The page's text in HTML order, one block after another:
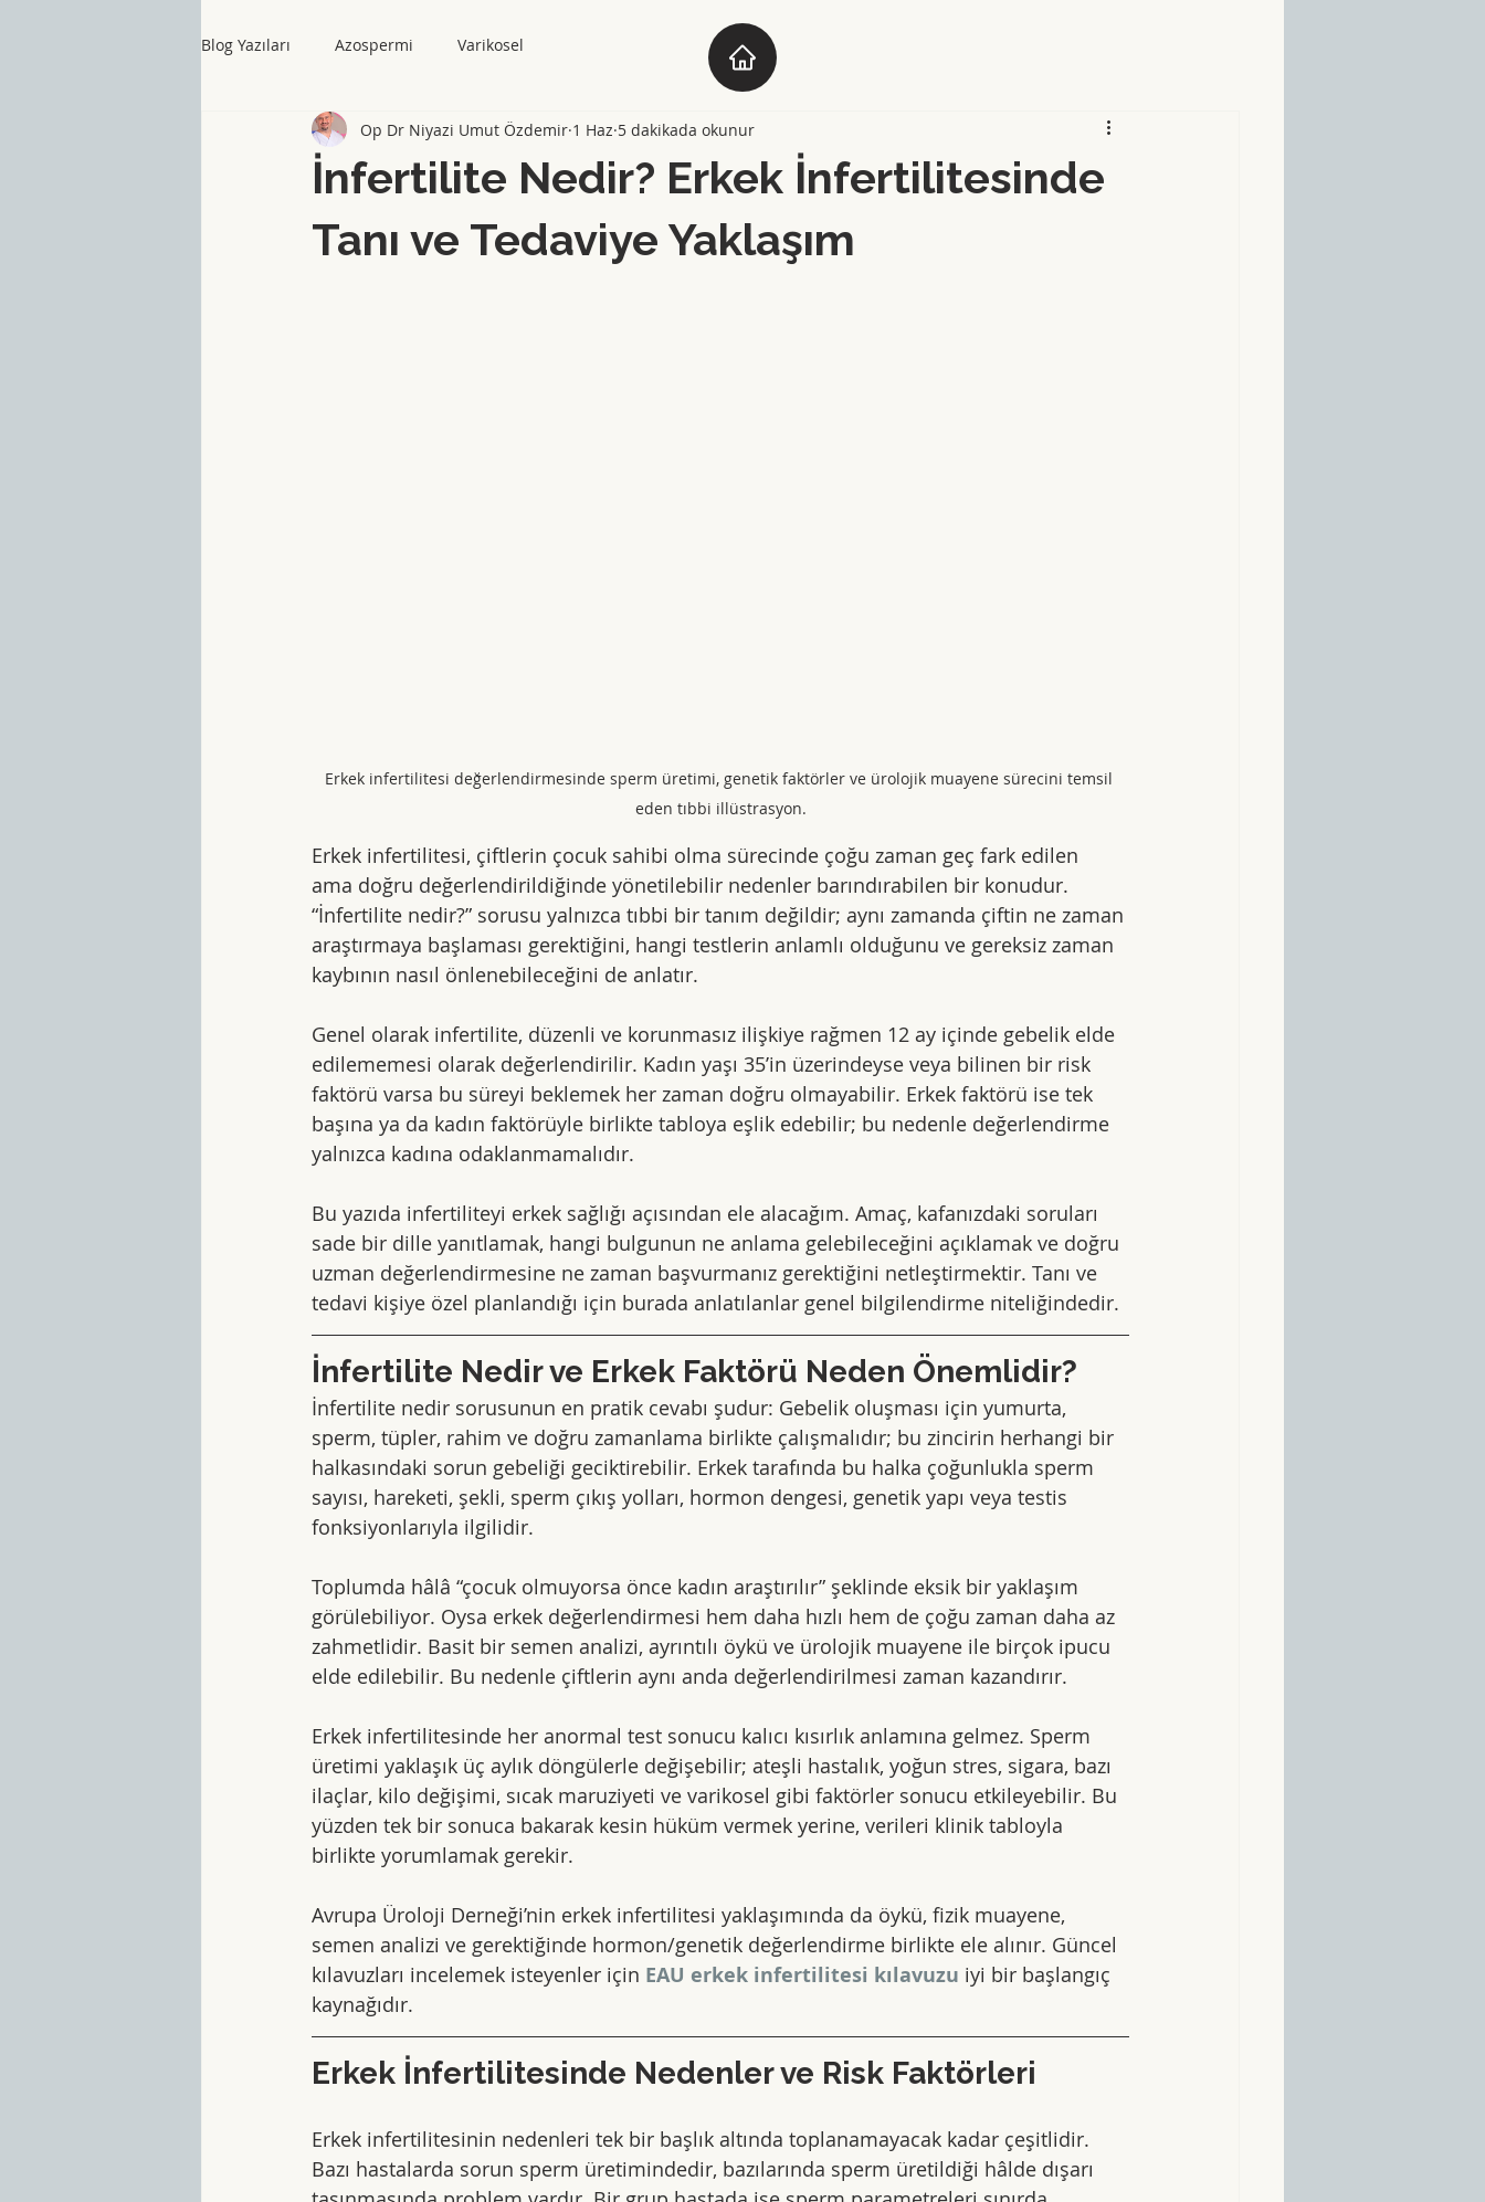
Blog Yazıları Azospermi Varikosel
İnfertilite Nedir? Erkek İnfertilitesinde
Tanı ve Tedaviye Yaklaşım
Op Dr Niyazi Umut Özdemir 1 Haz 5 dakikada okunur
Erkek infertilitesi değerlendirmesinde sperm üretimi, genetik faktörler ve ürolojik muayene sürecini temsil
eden tıbbi illüstrasyon.
Erkek infertilitesi, çiftlerin çocuk sahibi olma sürecinde çoğu zaman geç fark edilen
ama doğru değerlendirildiğinde yönetilebilir nedenler barındırabilen bir konudur.
“İnfertilite nedir?” sorusu yalnızca tıbbi bir tanım değildir; aynı zamanda çiftin ne zaman
araştırmaya başlaması gerektiğini, hangi testlerin anlamlı olduğunu ve gereksiz zaman
kaybının nasıl önlenebileceğini de anlatır.
Genel olarak infertilite, düzenli ve korunmasız ilişkiye rağmen 12 ay içinde gebelik elde
edilememesi olarak değerlendirilir. Kadın yaşı 35’in üzerindeyse veya bilinen bir risk
faktörü varsa bu süreyi beklemek her zaman doğru olmayabilir. Erkek faktörü ise tek
başına ya da kadın faktörüyle birlikte tabloya eşlik edebilir; bu nedenle değerlendirme
yalnızca kadına odaklanmamalıdır.
Bu yazıda infertiliteyi erkek sağlığı açısından ele alacağım. Amaç, kafanızdaki soruları
sade bir dille yanıtlamak, hangi bulgunun ne anlama gelebileceğini açıklamak ve doğru
uzman değerlendirmesine ne zaman başvurmanız gerektiğini netleştirmektir. Tanı ve
tedavi kişiye özel planlandığı için burada anlatılanlar genel bilgilendirme niteliğindedir.
İnfertilite Nedir ve Erkek Faktörü Neden Önemlidir?
İnfertilite nedir sorusunun en pratik cevabı şudur: Gebelik oluşması için yumurta,
sperm, tüpler, rahim ve doğru zamanlama birlikte çalışmalıdır; bu zincirin herhangi bir
halkasındaki sorun gebeliği geciktirebilir. Erkek tarafında bu halka çoğunlukla sperm
sayısı, hareketi, şekli, sperm çıkış yolları, hormon dengesi, genetik yapı veya testis
fonksiyonlarıyla ilgilidir.
Toplumda hâlâ “çocuk olmuyorsa önce kadın araştırılır” şeklinde eksik bir yaklaşım
görülebiliyor. Oysa erkek değerlendirmesi hem daha hızlı hem de çoğu zaman daha az
zahmetlidir. Basit bir semen analizi, ayrıntılı öykü ve ürolojik muayene ile birçok ipucu
elde edilebilir. Bu nedenle çiftlerin aynı anda değerlendirilmesi zaman kazandırır.
Erkek infertilitesinde her anormal test sonucu kalıcı kısırlık anlamına gelmez. Sperm
üretimi yaklaşık üç aylık döngülerle değişebilir; ateşli hastalık, yoğun stres, sigara, bazı
ilaçlar, kilo değişimi, sıcak maruziyeti ve varikosel gibi faktörler sonucu etkileyebilir. Bu
yüzden tek bir sonuca bakarak kesin hüküm vermek yerine, verileri klinik tabloyla
birlikte yorumlamak gerekir.
Avrupa Üroloji Derneği’nin erkek infertilitesi yaklaşımında da öykü, fizik muayene,
semen analizi ve gerektiğinde hormon/genetik değerlendirme birlikte ele alınır. Güncel
kılavuzları incelemek isteyenler için EAU erkek infertilitesi kılavuzu iyi bir başlangıç
kaynağıdır.
Erkek İnfertilitesinde Nedenler ve Risk Faktörleri
Erkek infertilitesinin nedenleri tek bir başlık altında toplanamayacak kadar çeşitlidir.
Bazı hastalarda sorun sperm üretimindedir, bazılarında sperm üretildiği hâlde dışarı